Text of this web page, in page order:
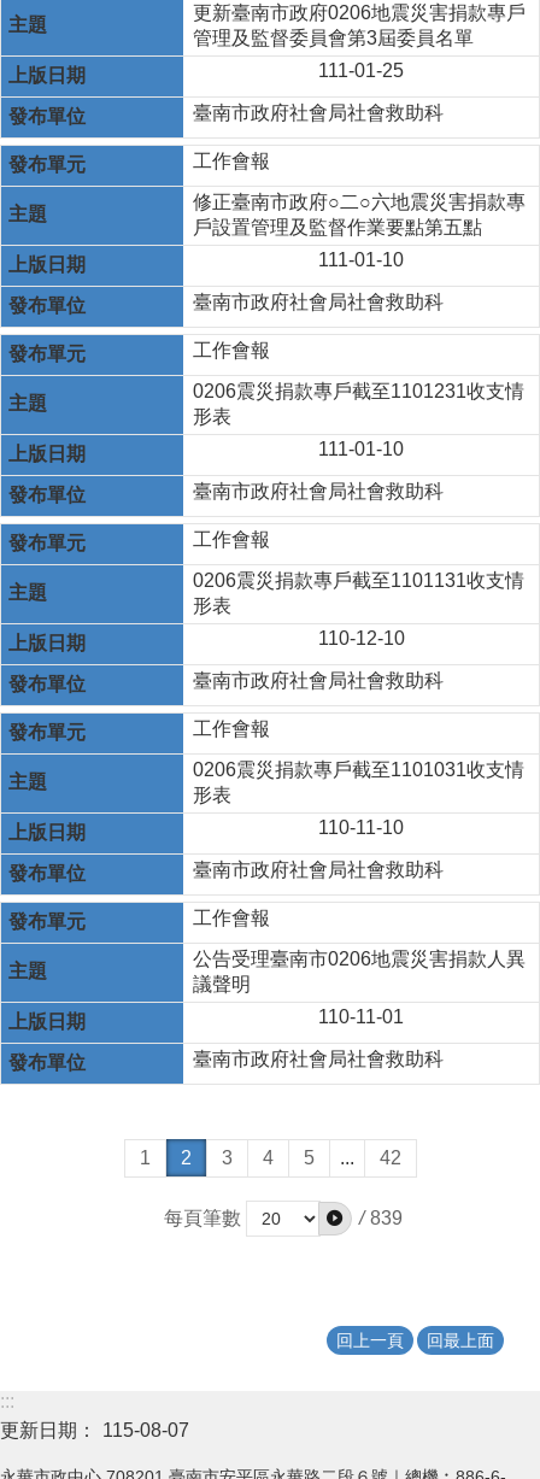
更新臺南市政府0206地震災害捐款專戶
管理及監督委員會第3屆委員名單
111-01-25
臺南市政府社會局社會救助科
工作會報
修正臺南市政府○二○六地震災害捐款專
戶設置管理及監督作業要點第五點
111-01-10
臺南市政府社會局社會救助科
工作會報
0206震災捐款專戶截至1101231收支情
形表
111-01-10
臺南市政府社會局社會救助科
工作會報
0206震災捐款專戶截至1101131收支情
形表
110-12-10
臺南市政府社會局社會救助科
工作會報
0206震災捐款專戶截至1101031收支情
形表
110-11-10
臺南市政府社會局社會救助科
工作會報
公告受理臺南市0206地震災害捐款人異
議聲明
110-11-01
臺南市政府社會局社會救助科
1 2 3 4 5 ... 42
每頁筆數 / 839
回上一頁 回最上面
:::
更新日期：
115-08-07